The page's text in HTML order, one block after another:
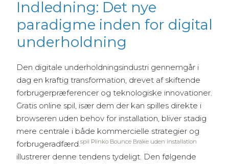
Indledning: Det nye
paradigme inden for digital
underholdning
Den digitale underholdningsindustri gennemgår i
dag en kraftig transformation, drevet af skiftende
forbrugerpræferencer og teknologiske innovationer.
Gratis online spil, især dem der kan spilles direkte i
browseren uden behov for installation, bliver stadig
mere centrale i både kommercielle strategier og
forbrugeradfærd.spil Plinko Bounce Brake uden installation
illustrerer denne tendens tydeligt. Den følgende